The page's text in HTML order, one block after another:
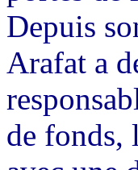
Depuis
Arafat a
de fonds,